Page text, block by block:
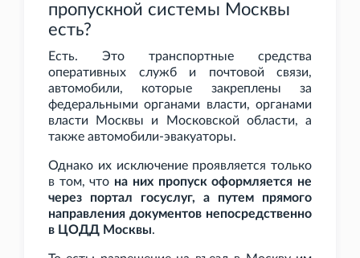
пропускной системы Москвы
есть?
Есть. Это транспортные средства
оперативных служб и почтовой связи,
автомобили, которые закреплены за
федеральными органами власти, органами
власти Москвы и Московской области, а
также автомобили-эвакуаторы.
Однако их исключение проявляется только
в том, что на них пропуск оформляется не
через портал госуслуг, а путем прямого
направления документов непосредственно
в ЦОДД Москвы.